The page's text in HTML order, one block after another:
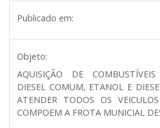
Publicado em:
Objeto:
AQUISIÇÃO DE
DIESEL COMUM, ETANOL E
ATENDER TODOS OS
COMPOEM A FROTA MUNICIAL